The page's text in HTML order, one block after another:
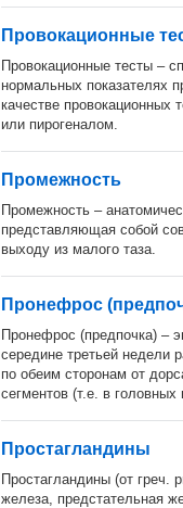
Провокационные
Провокационные тесты –
нормальных показателях
качестве провокационных
или пирогеналом.
Промежность
Промежность –
представляющая собой
выходу из малого таза.
Пронефрос
Пронефрос (предпочка) –
середине третьей недели
по обеим сторонам от
сегментов (т.е. в
Простагландины
Простагландины (от греч.
железа, предстательная